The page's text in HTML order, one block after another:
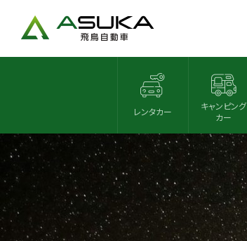
レンタカー
キャンピング
カー